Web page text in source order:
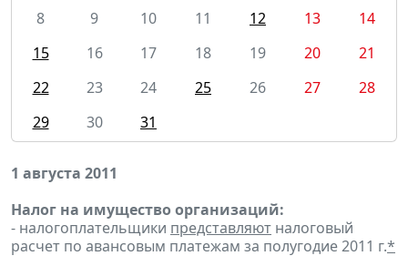
8
9 10 11 12 13
14
15
16 17 18 19 20
21
22
23 24 25 26 27
28
29
30 31
1 августа 2011
Налог на имущество организаций:
- налогоплательщики представляют налоговый
расчет по авансовым платежам за полугодие 2011 г.*